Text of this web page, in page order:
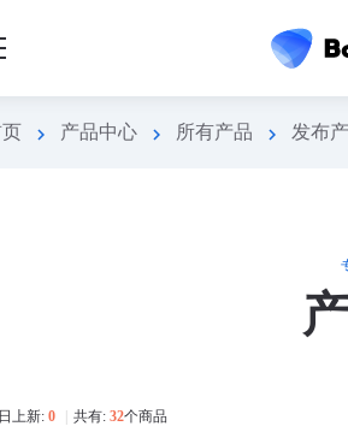
chevron_right 产品中心 chevron_right 所有产品 chevron_right 发布
上新: 0 共有: 32个商品